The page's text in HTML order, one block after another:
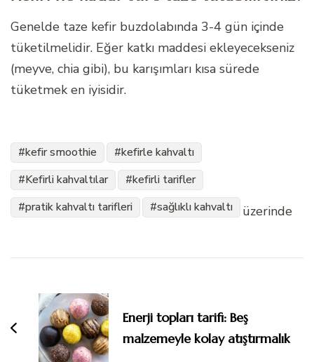
Genelde taze kefir buzdolabında 3-4 gün içinde
tüketilmelidir. Eğer katkı maddesi ekleyecekseniz
(meyve, chia gibi), bu karışımları kısa sürede
tüketmek en iyisidir.
kefir smoothie
kefirle kahvaltı
Kefirli kahvaltılar
kefirli tarifler
pratik kahvaltı tarifleri
sağlıklı kahvaltı üzerinde
dolaşımı
Enerji topları tarifi: Beş
malzemeyle kolay atıştırmalık